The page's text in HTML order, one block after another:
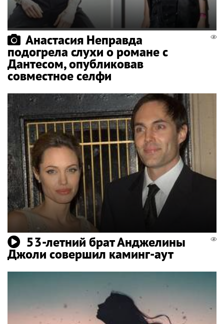
Анастасия Неправда
подогрела слухи о романе с
Дантесом, опубликовав
совместное селфи
53-летний брат Анджелины
Джоли совершил каминг-аут